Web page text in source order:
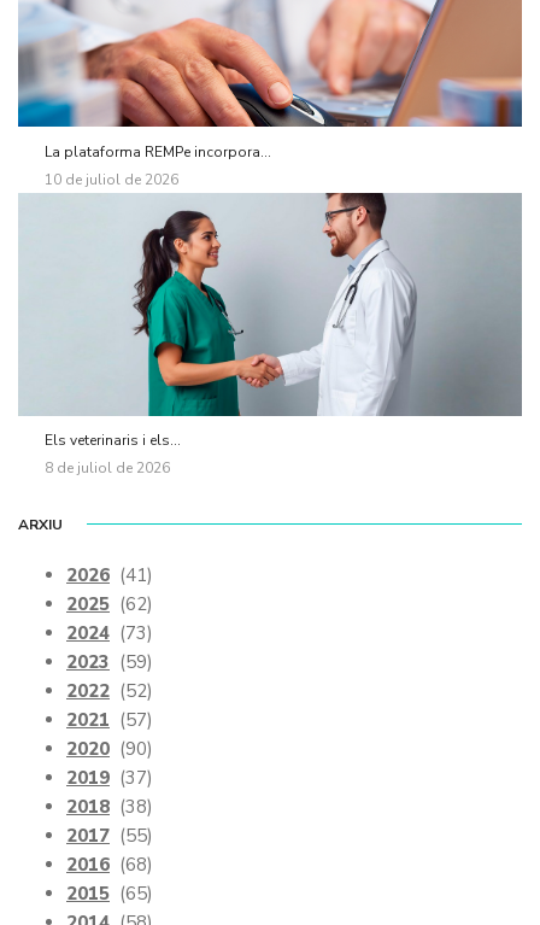
La plataforma REMPe incorpora...
10 de juliol de 2026
Els veterinaris i els...
8 de juliol de 2026
ARXIU
2026 (41)
2025 (62)
2024 (73)
2023 (59)
2022 (52)
2021 (57)
2020 (90)
2019 (37)
2018 (38)
2017 (55)
2016 (68)
2015 (65)